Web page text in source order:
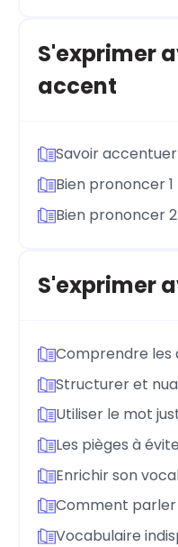
S'exprimer
accent
Savoir
Bien prononcer 1
Bien prononcer 2
S'exprimer
Comprendre les
Structurer et
Utiliser le mot
Les pièges à
Enrichir son
Comment
Vocabulaire